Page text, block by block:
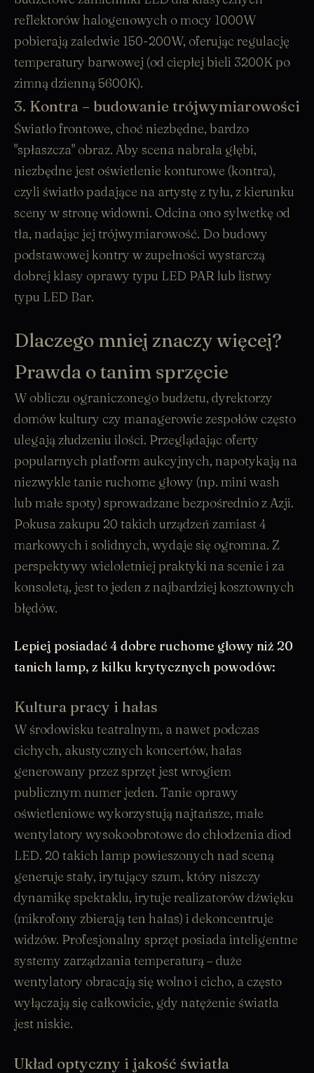
reflektorów halogenowych o mocy 1000W
pobierają zaledwie 150-200W, oferując regulację
temperatury barwowej (od ciepłej bieli 3200K po
zimną dzienną 5600K).
3. Kontra – budowanie trójwymiarowości
Światło frontowe, choć niezbędne, bardzo
"spłaszcza" obraz. Aby scena nabrała głębi,
niezbędne jest oświetlenie konturowe (kontra),
czyli światło padające na artystę z tyłu, z kierunku
sceny w stronę widowni. Odcina ono sylwetkę od
tła, nadając jej trójwymiarowość. Do budowy
podstawowej kontry w zupełności wystarczą
dobrej klasy oprawy typu LED PAR lub listwy
typu LED Bar.
Dlaczego mniej znaczy więcej?
Prawda o tanim sprzęcie
W obliczu ograniczonego budżetu, dyrektorzy
domów kultury czy managerowie zespołów często
ulegają złudzeniu ilości. Przeglądając oferty
popularnych platform aukcyjnych, napotykają na
niezwykle tanie ruchome głowy (np. mini wash
lub małe spoty) sprowadzane bezpośrednio z Azji.
Pokusa zakupu 20 takich urządzeń zamiast 4
markowych i solidnych, wydaje się ogromna. Z
perspektywy wieloletniej praktyki na scenie i za
konsoletą, jest to jeden z najbardziej kosztownych
błędów.
Lepiej posiadać 4 dobre ruchome głowy niż 20
tanich lamp, z kilku krytycznych powodów:
Kultura pracy i hałas
W środowisku teatralnym, a nawet podczas
cichych, akustycznych koncertów, hałas
generowany przez sprzęt jest wrogiem
publicznym numer jeden. Tanie oprawy
oświetleniowe wykorzystują najtańsze, małe
wentylatory wysokoobrotowe do chłodzenia diod
LED. 20 takich lamp powieszonych nad sceną
generuje stały, irytujący szum, który niszczy
dynamikę spektaklu, irytuje realizatorów dźwięku
(mikrofony zbierają ten hałas) i dekoncentruje
widzów. Profesjonalny sprzęt posiada inteligentne
systemy zarządzania temperaturą – duże
wentylatory obracają się wolno i cicho, a często
wyłączają się całkowicie, gdy natężenie światła
jest niskie.
Układ optyczny i jakość światła